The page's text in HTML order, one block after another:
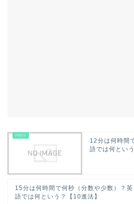
12分は何時間
語では何とい
15分は何時間で何秒（分数や少数）？英
語では何という？【10進法】